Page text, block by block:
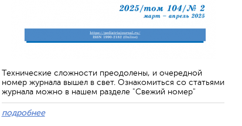
Технические сложности преодолены, и очередной
номер журнала вышел в свет. Ознакомиться со статьями
журнала можно в нашем разделе "Свежий номер"
подробнее